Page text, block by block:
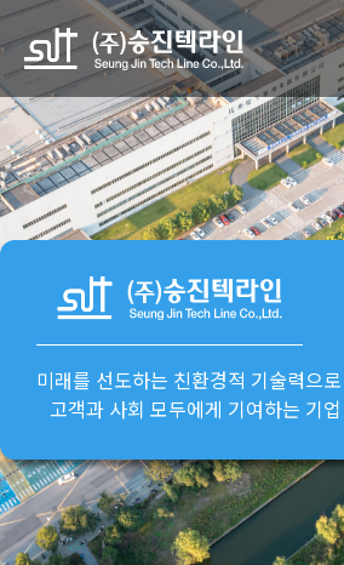
미래를 선도하는 친환경적 기술력으로
고객과 사회 모두에게 기여하는 기업